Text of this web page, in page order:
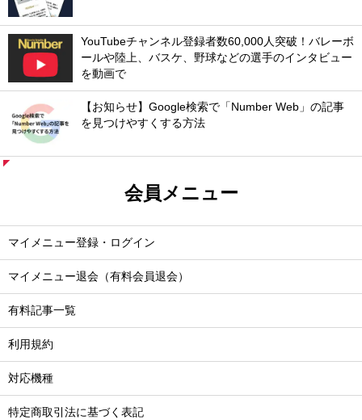
YouTubeチャンネル登録者数60,000人突破！バレーボ
ールや陸上、バスケ、野球などの選手のインタビュー
を動画で
【お知らせ】Google検索で「Number Web」の記事
を見つけやすくする方法
会員メニュー
マイメニュー登録・ログイン
マイメニュー退会（有料会員退会）
有料記事一覧
利用規約
対応機種
特定商取引法に基づく表記